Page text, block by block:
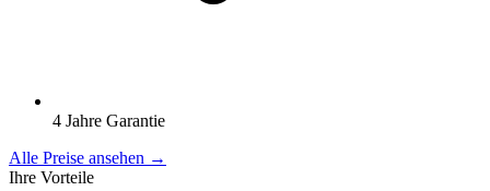
4 Jahre Garantie
Alle Preise ansehen →
Ihre Vorteile